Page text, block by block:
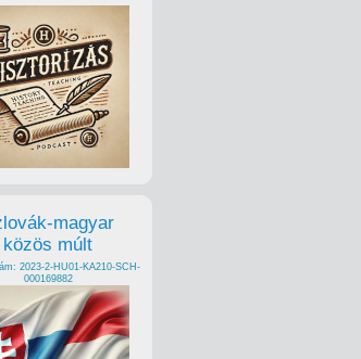
magyar
közös múlt
2023-2-HU01-KA210-SCH-
000169882